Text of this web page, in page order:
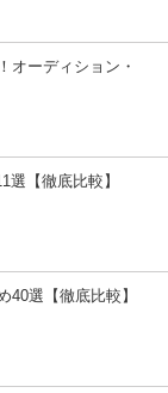
オーディション・
【徹底比較】
40選【徹底比較】